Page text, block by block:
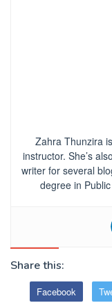
Zahra Thunzira
instructor. She’s
writer for several
degree in
Share this:
Facebook